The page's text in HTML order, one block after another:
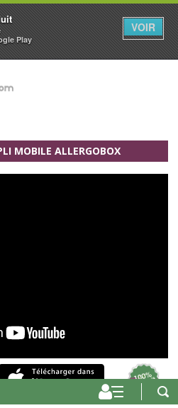
Play
VOIR
MOBILE ALLERGOBOX